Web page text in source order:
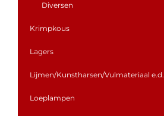
Diversen
Krimpkous
Lagers
Lijmen/Kunstharsen/Vulmateriaal e.d.
Loeplampen